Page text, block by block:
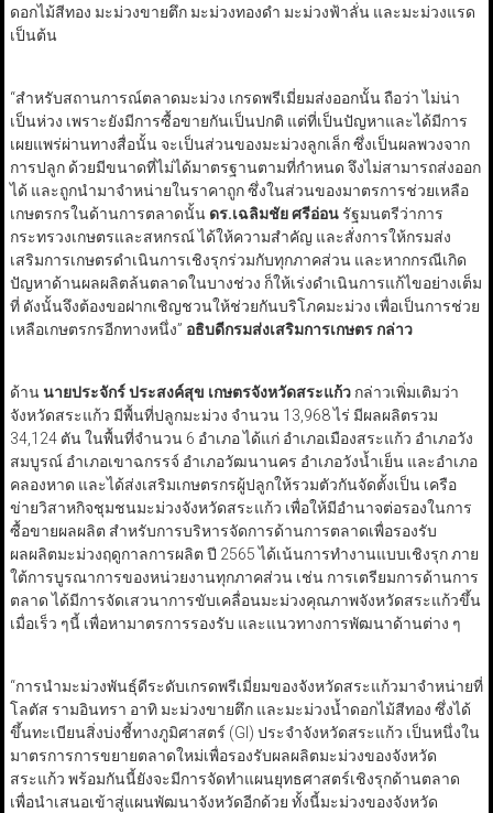
ดอกไม้สีทอง มะม่วงขายตึก มะม่วงทองดำ มะม่วงฟ้าลั่น และมะม่วงแรด
เป็นต้น
“สำหรับสถานการณ์ตลาดมะม่วง เกรดพรีเมี่ยมส่งออกนั้น ถือว่า ไม่น่า
เป็นห่วง เพราะยังมีการซื้อขายกันเป็นปกติ แต่ที่เป็นปัญหาและได้มีการ
เผยแพร่ผ่านทางสื่อนั้น จะเป็นส่วนของมะม่วงลูกเล็ก ซึ่งเป็นผลพวงจาก
การปลูก ด้วยมีขนาดที่ไม่ได้มาตรฐานตามที่กำหนด จึงไม่สามารถส่งออก
ได้ และถูกนำมาจำหน่ายในราคาถูก ซึ่งในส่วนของมาตรการช่วยเหลือ
เกษตรกรในด้านการตลาดนั้น ดร.เฉลิมชัย ศรีอ่อนรัฐมนตรีว่าการ
กระทรวงเกษตรและสหกรณ์ ได้ให้ความสำคัญ และสั่งการให้กรมส่ง
เสริมการเกษตรดำเนินการเชิงรุกร่วมกับทุกภาคส่วน และหากกรณีเกิด
ปัญหาด้านผลผลิตล้นตลาดในบางช่วง ก็ให้เร่งดำเนินการแก้ไขอย่างเต็ม
ที่ ดังนั้นจึงต้องขอฝากเชิญชวนให้ช่วยกันบริโภคมะม่วง เพื่อเป็นการช่วย
เหลือเกษตรกรอีกทางหนึ่ง” อธิบดีกรมส่งเสริมการเกษตร กล่าว
ด้านนายประจักร์ ประสงค์สุข เกษตรจังหวัดสระแก้วกล่าวเพิ่มเติมว่า
จังหวัดสระแก้ว มีพื้นที่ปลูกมะม่วง จำนวน 13,968 ไร่ มีผลผลิตรวม
34,124 ตัน ในพื้นที่จำนวน 6 อำเภอ ได้แก่ อำเภอเมืองสระแก้ว อำเภอวัง
สมบูรณ์ อำเภอเขาฉกรรจ์ อำเภอวัฒนานคร อำเภอวังน้ำเย็น และอำเภอ
คลองหาด และได้ส่งเสริมเกษตรกรผู้ปลูกให้รวมตัวกันจัดตั้งเป็น เครือ
ข่ายวิสาหกิจชุมชนมะม่วงจังหวัดสระแก้ว เพื่อให้มีอำนาจต่อรองในการ
ซื้อขายผลผลิต สำหรับการบริหารจัดการด้านการตลาดเพื่อรองรับ
ผลผลิตมะม่วงฤดูกาลการผลิต ปี 2565 ได้เน้นการทำงานแบบเชิงรุก ภาย
ใต้การบูรณาการของหน่วยงานทุกภาคส่วน เช่น การเตรียมการด้านการ
ตลาด ได้มีการจัดเสวนาการขับเคลื่อนมะม่วงคุณภาพจังหวัดสระแก้วขึ้น
เมื่อเร็ว ๆนี้ เพื่อหามาตรการรองรับ และแนวทางการพัฒนาด้านต่าง ๆ
“การนำมะม่วงพันธุ์ดีระดับเกรดพรีเมี่ยมของจังหวัดสระแก้วมาจำหน่ายที่
โลตัส รามอินทรา อาทิ มะม่วงขายตึก และมะม่วงน้ำดอกไม้สีทอง ซึ่งได้
ขึ้นทะเบียนสิ่งบ่งชี้ทางภูมิศาสตร์ (GI) ประจำจังหวัดสระแก้ว เป็นหนึ่งใน
มาตรการการขยายตลาดใหม่เพื่อรองรับผลผลิตมะม่วงของจังหวัด
สระแก้ว พร้อมกันนี้ยังจะมีการจัดทำแผนยุทธศาสตร์เชิงรุกด้านตลาด
เพื่อนำเสนอเข้าสู่แผนพัฒนาจังหวัดอีกด้วย ทั้งนี้มะม่วงของจังหวัด